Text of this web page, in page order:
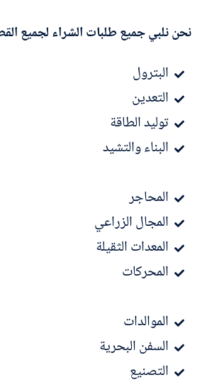
نحن نلبي جميع طلبات الشراء لجميع
البترول
التعدين
توليد الطاقة
البناء والتشيد
المحاجر
المجال الزراعي
المعدات الثقيلة
المحركات
الموالدات
السفن البحرية
التصنيع